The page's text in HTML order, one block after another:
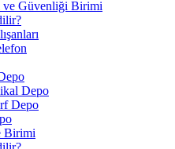
ve Güvenliği Birimi
Depo
Depo
Birimi